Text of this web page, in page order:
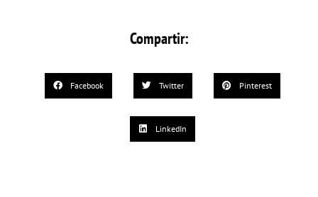
Compartir:
Facebook Twitter Pinterest
LinkedIn